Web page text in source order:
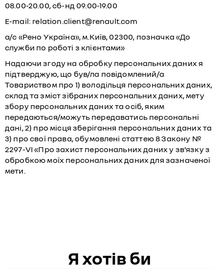
08.00-20.00, сб-нд 09.00-19.00
E-mail: relation.client@renault.com
а/с «Рено Україна», м.Київ, 02300, позначка «До
служби по роботі з клієнтами»
Надаючи згоду на обробку персональних даних я
підтверджую, що був/ла повідомлений/а
Товариством про 1) володільця персональних даних,
склад та зміст зібраних персональних даних, мету
збору персональних даних та осіб, яким
передаються/можуть передаватись персональні
дані, 2) про місця зберігання персональних даних та
3) про свої права, обумовлені статтею 8 Закону №
2297-VІ «Про захист персональних даних у зв’язку з
обробкою моїх персональних даних для зазначеної
мети.
Я хотiв би